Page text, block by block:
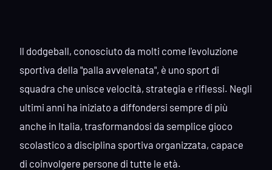
Il dodgeball, conosciuto da molti come l'evoluzione
sportiva della "palla avvelenata", è uno sport di
squadra che unisce velocità, strategia e riflessi. Negli
ultimi anni ha iniziato a diffondersi sempre di più
anche in Italia, trasformandosi da semplice gioco
scolastico a disciplina sportiva organizzata, capace
di coinvolgere persone di tutte le età.